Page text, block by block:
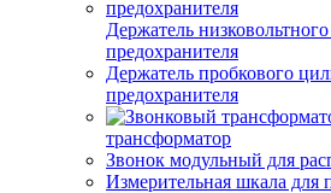
Держатель
предохранителя
Держатель пробкового
предохранителя
трансформатор
Звонок модульный для
Измерительная шкала для